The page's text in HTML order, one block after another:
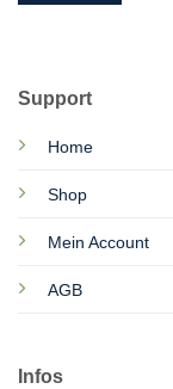
Support
Home
Shop
Mein Account
AGB
Infos